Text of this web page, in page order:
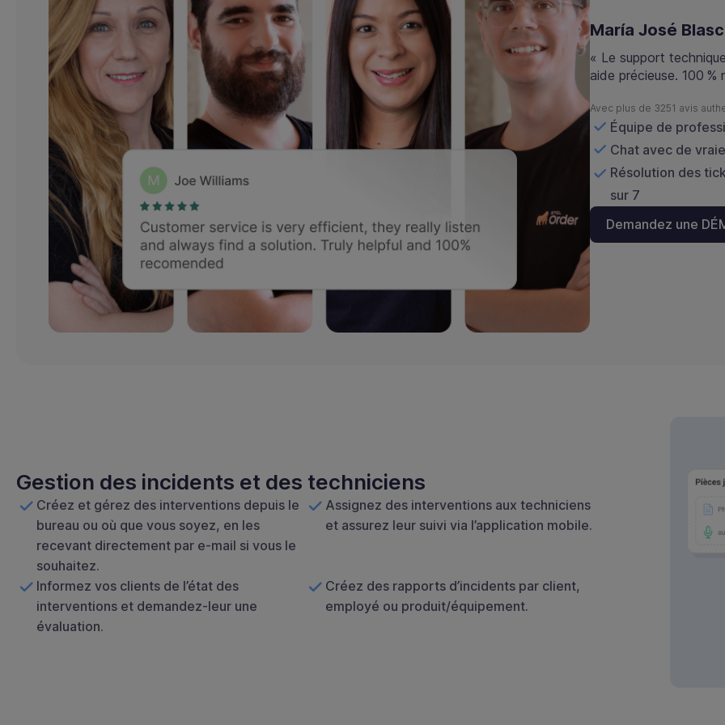
María José
« Le support
aide précieuse. 100 %
Avec plus de 3251 avis
Équipe de
Chat avec de
Résolution des
sur 7
Demandez une
Gestion des incidents et des techniciens
Créez et gérez des interventions depuis le
bureau ou où que vous soyez, en les
recevant directement par e-mail si vous le
souhaitez.
Assignez des interventions aux techniciens
et assurez leur suivi via l’application mobile.
Informez vos clients de l’état des
interventions et demandez-leur une
évaluation.
Créez des rapports d’incidents par client,
employé ou produit/équipement.